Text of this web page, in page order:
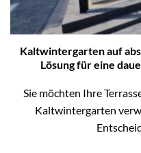
Kaltwintergarten auf
Lösung für eine
Sie möchten Ihre
Kaltwintergarten